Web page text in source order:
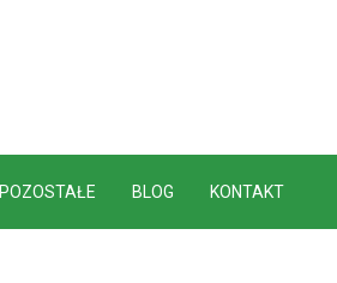
POZOSTAŁE BLOG KONTAKT